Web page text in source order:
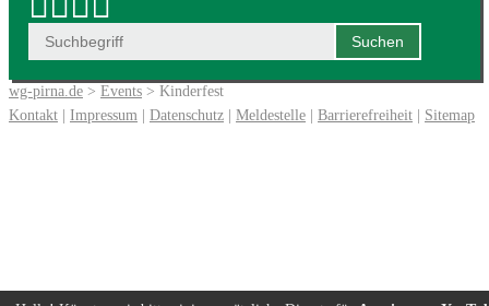
wg-pirna.de > Events > Kinderfest
Kontakt | Impressum | Datenschutz | Meldestelle | Barrierefreiheit | Sitemap